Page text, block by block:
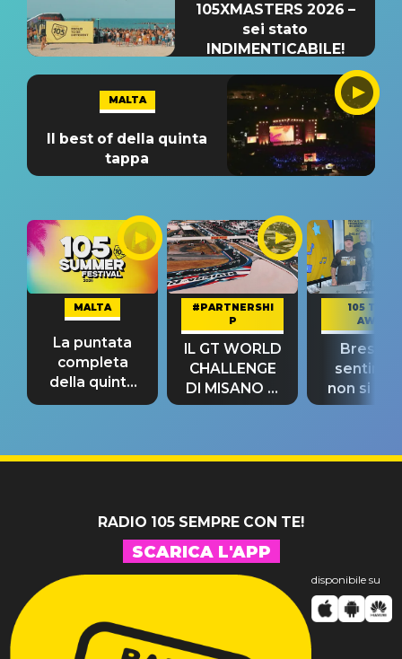
105XMASTERS 2026 –
sei stato
INDIMENTICABILE!
MALTA
Il best of della quinta
tappa
MALTA
La puntata
completa
della quinta
tappa
#PARTNERSHI
P
IL GT WORLD
CHALLENGE
DI MISANO si
riconferma
105 TAKE
AWAY
Bresh:
non si
fino alla
RADIO 105 SEMPRE CON TE!
SCARICA L'APP
disponibile su